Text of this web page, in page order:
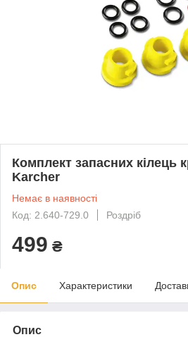
Комплект запасних кілець
Karcher
Немає в наявності
Код: 2.640-729.0
Роздріб
499 ₴
Опис Характеристики
Опис